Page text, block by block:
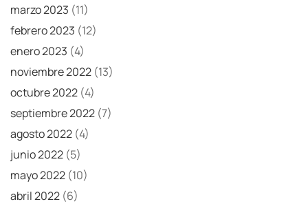
marzo 2023 (11)
febrero 2023 (12)
enero 2023 (4)
noviembre 2022 (13)
octubre 2022 (4)
septiembre 2022 (7)
agosto 2022 (4)
junio 2022 (5)
mayo 2022 (10)
abril 2022 (6)